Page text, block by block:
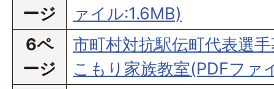
ージ
ァイル:1.6MB)
6ペ
ージ
市町村対抗駅伝町代表選
こもり家族教室(PDFファ